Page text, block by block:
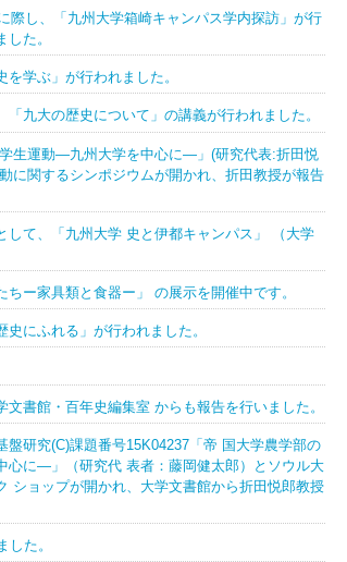
際し、「九州大学箱崎キャンパス学内探訪」が行
た。
学ぶ」が行われました。
九大の歴史について」の講義が行われました。
生運動―九州大学を中心に―」(研究代表:折田悦
に関するシンポジウムが開かれ、折田教授が報告
て、「九州大学 史と伊都キャンパス」 （大学
ー家具類と食器ー」 の展示を開催中です。
にふれる」が行われました。
書館・百年史編集室 からも報告を行いました。
研究(C)課題番号15K04237「帝 国大学農学部の
に―」（研究代 表者：藤岡健太郎）とソウル大
ショップが開かれ、大学文書館から折田悦郎教授
した。